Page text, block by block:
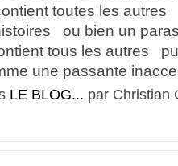
toutes les
ou bien un
tous les autres
une passante
LE BLOG... par Christian